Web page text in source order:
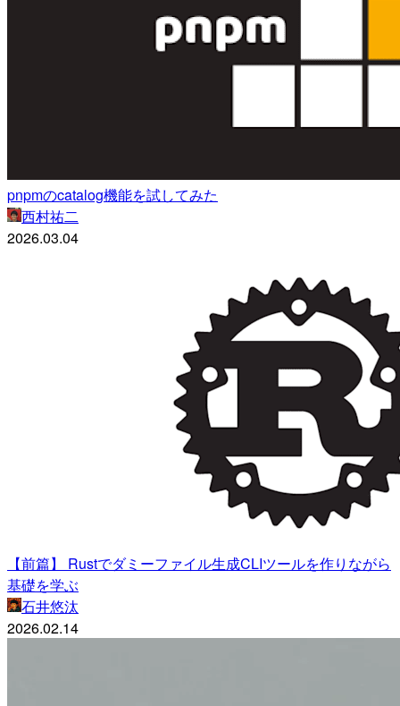
pnpmのcatalog機能を試してみた
西村祐二
2026.03.04
【前篇】 Rustでダミーファイル生成CLIツールを作りながら
基礎を学ぶ
石井悠汰
2026.02.14